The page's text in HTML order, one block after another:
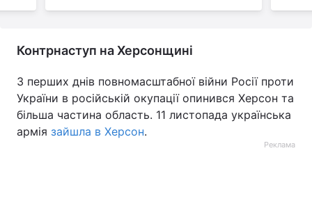
Контрнаступ на Херсонщині
З перших днів повномасштабної війни Росії проти
України в російській окупації опинився Херсон та
більша частина область. 11 листопада українська
армія зайшла в Херсон.
Реклама